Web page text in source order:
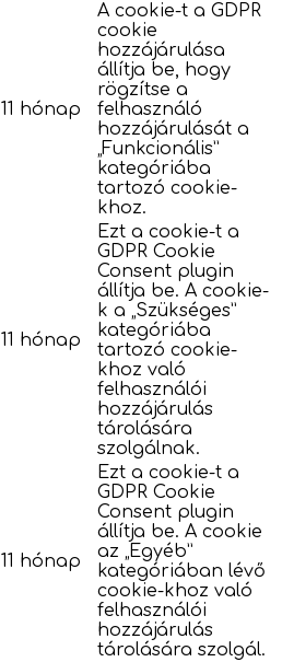
11 hónap
A cookie-t a GDPR
cookie
hozzájárulása
állítja be, hogy
rögzítse a
felhasználó
hozzájárulását a
„Funkcionális”
kategóriába
tartozó cookie-
khoz.
11 hónap
Ezt a cookie-t a
GDPR Cookie
Consent plugin
állítja be. A cookie-
k a „Szükséges”
kategóriába
tartozó cookie-
khoz való
felhasználói
hozzájárulás
tárolására
szolgálnak.
11 hónap
Ezt a cookie-t a
GDPR Cookie
Consent plugin
állítja be. A cookie
az „Egyéb”
kategóriában lévő
cookie-khoz való
felhasználói
hozzájárulás
tárolására szolgál.